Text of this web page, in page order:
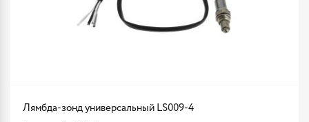
Лямбда-зонд универсальный LS009-4